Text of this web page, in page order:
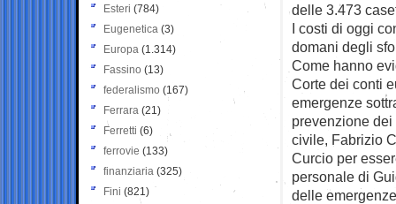
delle 3.473
I costi di oggi
domani degli
Come hanno
Corte dei conti
emergenze
prevenzione
civile, Fabrizio
Curcio per
personale di
delle
Esteri (784)
Eugenetica (3)
Europa (1.314)
Fassino (13)
federalismo (167)
Ferrara (21)
Ferretti (6)
ferrovie (133)
finanziaria (325)
Fini (821)